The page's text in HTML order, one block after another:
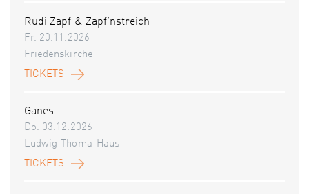
Rudi Zapf & Zapf’nstreich
Fr. 20.11.2026
Friedenskirche
TICKETS
Ganes
Do. 03.12.2026
Ludwig-Thoma-Haus
TICKETS